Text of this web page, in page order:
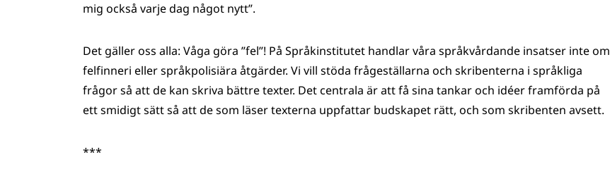
mig också varje dag något nytt”.
Det gäller oss alla: Våga göra ”fel”! På Språkinstitutet handlar våra språkvårdande insatser inte om
felfinneri eller språkpolisiära åtgärder. Vi vill stöda frågeställarna och skribenterna i språkliga
frågor så att de kan skriva bättre texter. Det centrala är att få sina tankar och idéer framförda på
ett smidigt sätt så att de som läser texterna uppfattar budskapet rätt, och som skribenten avsett.
***